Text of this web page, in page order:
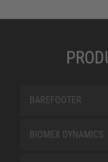
BAREFOOTER
BIOMEX DYNAMICS